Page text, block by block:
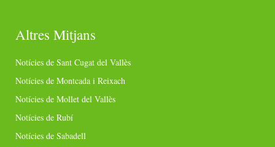
Altres Mitjans
Notícies de Sant Cugat del Vallès
Notícies de Montcada i Reixach
Notícies de Mollet del Vallès
Notícies de Rubí
Notícies de Sabadell